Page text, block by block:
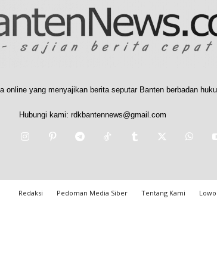
online yang menyajikan berita seputar Banten berbadan
Hubungi kami: rdkbantennews@gmail.com
Redaksi Pedoman Media Siber Tentang Kami